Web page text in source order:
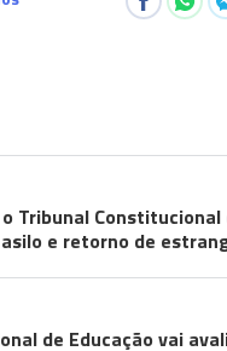
Tribunal
e retorno de
de Educação vai